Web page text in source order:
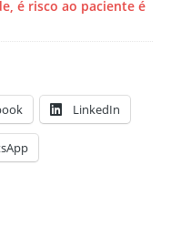
é risco ao paciente é
LinkedIn